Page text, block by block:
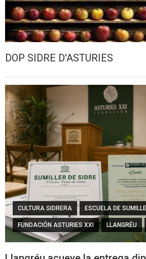
DOP SIDRE D'ASTURIES
CULTURA SIDRERA ESCUELA DE
FUNDACIÓN ASTURIES XXI LLANGRÉU